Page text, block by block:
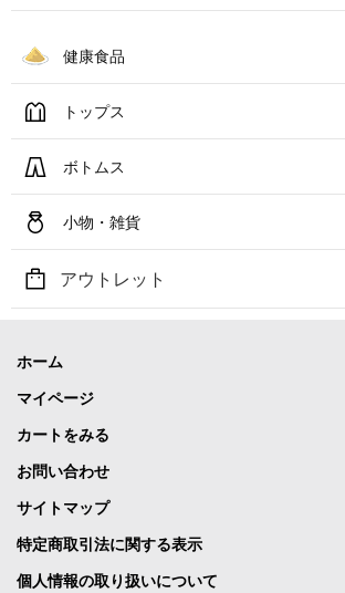
健康食品
トップス
ボトムス
小物・雑貨
アウトレット
ホーム
マイページ
カートをみる
お問い合わせ
サイトマップ
特定商取引法に関する表示
個人情報の取り扱いについて